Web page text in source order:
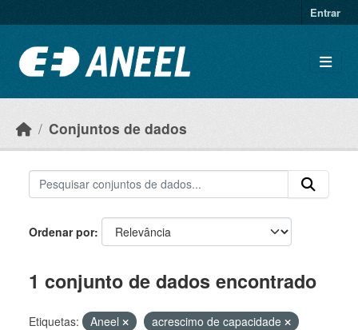
Entrar
Conjuntos de dados
Ordenar por
1 conjunto de dados encontrado
Etiquetas: Aneel
acrescimo de capacidade